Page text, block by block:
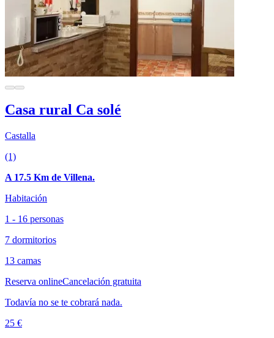
Casa rural Ca solé
Castalla
(1)
A 17.5 Km de Villena.
Habitación
1 - 16 personas
7 dormitorios
13 camas
Reserva onlineCancelación gratuita
Todavía no se te cobrará nada.
25 €